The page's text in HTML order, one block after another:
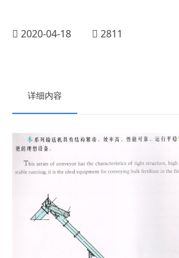
2020-04-18 2811
详细内容